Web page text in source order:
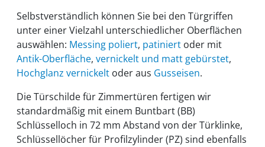
Selbstverständlich können Sie bei den Türgriffen
unter einer Vielzahl unterschiedlicher Oberflächen
auswählen: Messing poliert, patiniert oder mit
Antik-Oberfläche, vernickelt und matt gebürstet,
Hochglanz vernickelt oder aus Gusseisen.
Die Türschilde für Zimmertüren fertigen wir
standardmäßig mit einem Buntbart (BB)
Schlüsselloch in 72 mm Abstand von der Türklinke,
Schlüssellöcher für Profilzylinder (PZ) sind ebenfalls